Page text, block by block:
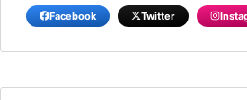
Facebook Twitter